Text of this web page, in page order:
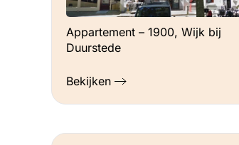
Appartement – 1900, Wijk bij
Duurstede
Bekijken